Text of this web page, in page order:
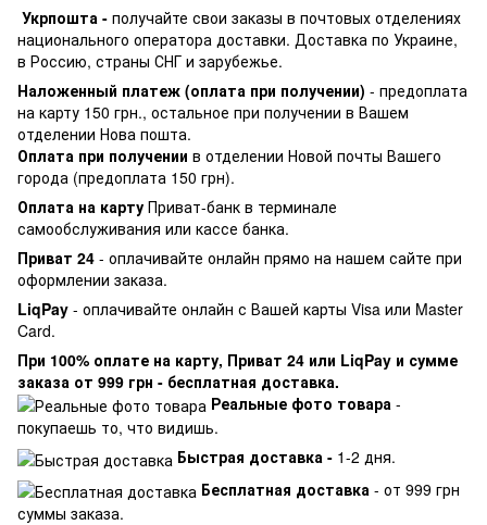
Укрпошта - получайте свои заказы в почтовых отделениях
национального оператора доставки. Доставка по Украине,
в Россию, страны СНГ и зарубежье.
Наложенный платеж (оплата при получении) - предоплата
на карту 150 грн., остальное при получении в Вашем
отделении Нова пошта.
Оплата при получении в отделении Новой почты Вашего
города (предоплата 150 грн).
Оплата на карту Приват-банк в терминале
самообслуживания или кассе банка.
Приват 24 - оплачивайте онлайн прямо на нашем сайте при
оформлении заказа.
LiqPay - оплачивайте онлайн с Вашей карты Visa или Master
Card.
При 100% оплате на карту, Приват 24 или LiqPay и сумме
заказа от 999 грн - бесплатная доставка.
Реальные фото товара -
покупаешь то, что видишь.
Быстрая доставка - 1-2 дня.
Бесплатная доставка - от 999 грн
суммы заказа.